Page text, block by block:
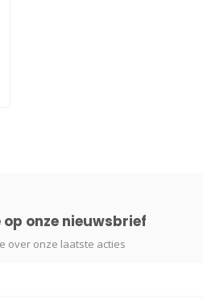
onze nieuwsbrief
over onze laatste acties